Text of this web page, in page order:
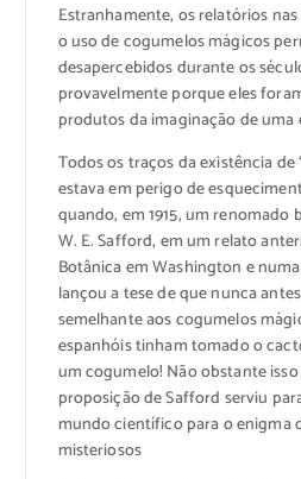
Estranhamente, os relatórios
o uso de cogumelos mágicos
desapercebidos durante os
provavelmente porque eles
produtos da imaginação de uma
Todos os traços da existência
estava em perigo de
quando, em 1915, um
W. E. Safford, em um relato
Botânica em Washington e
lançou a tese de que nunca
semelhante aos cogumelos
espanhóis tinham tomado o
um cogumelo! Não obstante
proposição de Safford serviu
mundo científico para o enigma
misteriosos